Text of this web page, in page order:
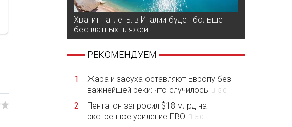
Хватит наглеть: в Италии будет больше
бесплатных пляжей
РЕКОМЕНДУЕМ
1
Жара и засуха оставляют Европу без
важнейшей реки: что случилось
5.0
2
Пентагон запросил $18 млрд на
экстренное усиление ПВО
5.0